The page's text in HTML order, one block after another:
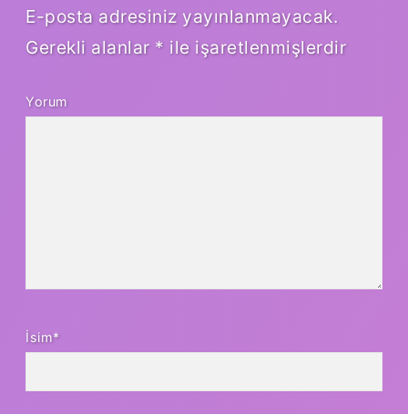
E-posta adresiniz yayınlanmayacak.
Gerekli alanlar * ile işaretlenmişlerdir
Yorum
İsim*